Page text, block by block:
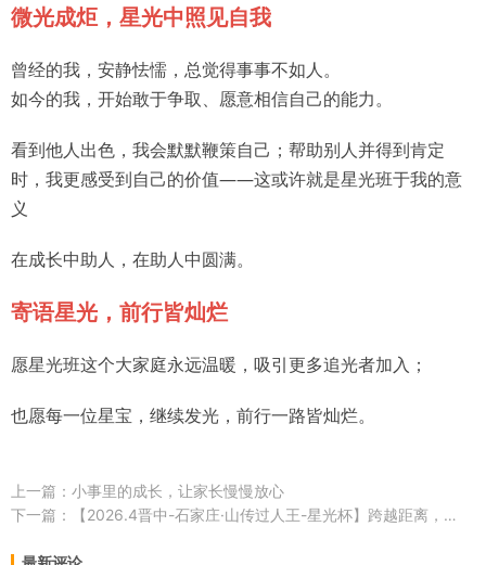
微光成炬，星光中照见自我
曾经的我，安静怯懦，总觉得事事不如人。
如今的我，开始敢于争取、愿意相信自己的能力。
看到他人出色，我会默默鞭策自己；帮助别人并得到肯定
时，我更感受到自己的价值——这或许就是星光班于我的意
义
在成长中助人，在助人中圆满。
寄语星光，前行皆灿烂
愿星光班这个大家庭永远温暖，吸引更多追光者加入；
也愿每一位星宝，继续发光，前行一路皆灿烂。
上一篇： 小事里的成长，让家长慢慢放心
下一篇：
【2026.4晋中-石家庄·山传过人王-星光杯】跨越距离，以足相聚@王艺霖